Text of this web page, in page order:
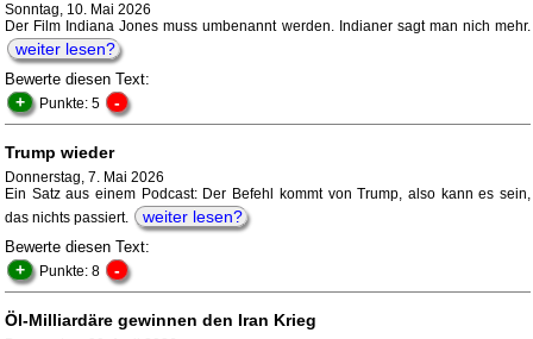
Sonntag, 10. Mai 2026
Der Film Indiana Jones muss umbenannt werden. Indianer sagt man nich mehr.
weiter lesen?
Bewerte diesen Text:
+ Punkte: 5 -
Trump wieder
Donnerstag, 7. Mai 2026
Ein Satz aus einem Podcast: Der Befehl kommt von Trump, also kann es sein,
das nichts passiert.
weiter lesen?
Bewerte diesen Text:
+ Punkte: 8 -
Öl-Milliardäre gewinnen den Iran Krieg